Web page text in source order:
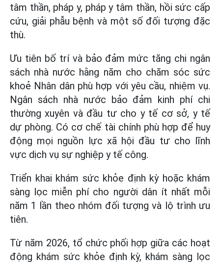
tâm thần, pháp y, pháp y tâm thần, hồi sức cấp
cứu, giải phẫu bệnh và một số đối tượng đặc
thù.
Ưu tiên bố trí và bảo đảm mức tăng chi ngân
sách nhà nước hằng năm cho chăm sóc sức
khoẻ Nhân dân phù hợp với yêu cầu, nhiệm vụ.
Ngân sách nhà nước bảo đảm kinh phí chi
thường xuyên và đầu tư cho y tế cơ sở, y tế
dự phòng. Có cơ chế tài chính phù hợp để huy
động mọi nguồn lực xã hội đầu tư cho lĩnh
vực dịch vụ sự nghiệp y tế công.
Triển khai khám sức khỏe định kỳ hoặc khám
sàng lọc miễn phí cho người dân ít nhất mỗi
năm 1 lần theo nhóm đối tượng và lộ trình ưu
tiên.
Từ năm 2026, tổ chức phối hợp giữa các hoạt
động khám sức khỏe định kỳ, khám sàng lọc